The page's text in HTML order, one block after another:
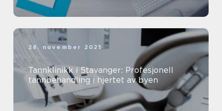
28. november 2025
Tannklinikk i Stavanger: Profesjonell
tannbehandling i hjertet av byen